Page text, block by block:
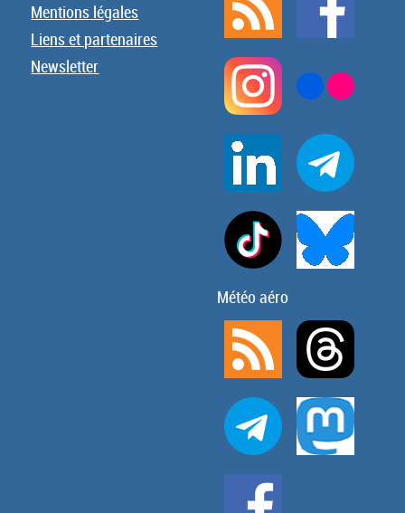
Mentions légales
Liens et partenaires
Newsletter
Météo aéro